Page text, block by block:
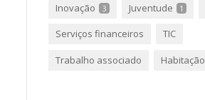
Inovação 3 Juventude 1
Serviços financeiros TIC
Trabalho associado Habitação